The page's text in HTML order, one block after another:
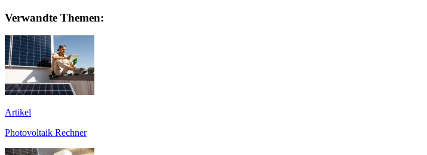
Verwandte Themen:
Artikel
Photovoltaik Rechner